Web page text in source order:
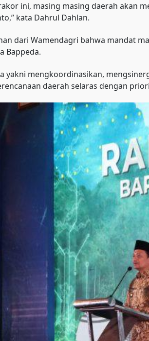
ini, masing masing daerah akan
kata Dahrul Dahlan.
dari Wamendagri bahwa mandat
Bappeda.
yakni mengkoordinasikan,
daerah selaras dengan